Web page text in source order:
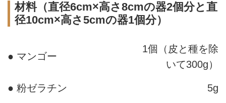
材料（直径6cm×高さ8cmの器2個分と直
径10cm×高さ5cmの器1個分）
● マンゴー
1個（皮と種を除
いて300g）
● 粉ゼラチン 5g